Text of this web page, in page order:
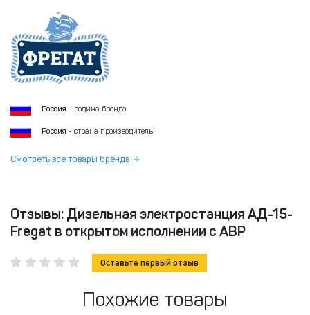
Россия - родина бренда
Россия - страна производитель
Смотреть все товары бренда
Отзывы: Дизельная электростанция АД-15-
Fregat в открытом исполнении с АВР
Оставьте первый отзыв
Похожие товары